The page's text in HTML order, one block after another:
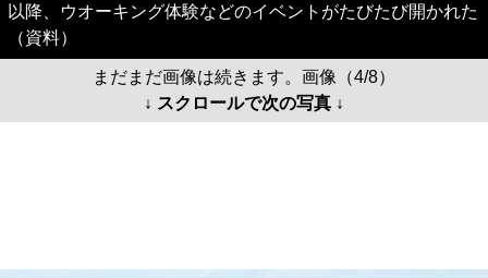
以降、ウオーキング体験などのイベントがたびたび開かれた
（資料）
まだまだ画像は続きます。画像（4/8）
↓ スクロールで次の写真 ↓